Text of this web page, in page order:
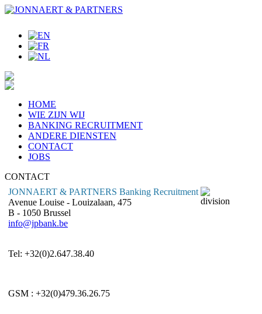
HOME
WIE ZIJN WIJ
BANKING RECRUITMENT
ANDERE DIENSTEN
CONTACT
JOBS
CONTACT
JONNAERT & PARTNERS Banking Recruitment
Avenue Louise - Louizalaan, 475
B - 1050 Brussel
info@jpbank.be
Tel: +32(0)2.647.38.40
GSM : +32(0)479.36.26.75